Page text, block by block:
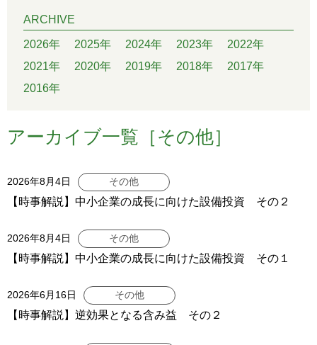
ARCHIVE
2026年 2025年 2024年 2023年
2022年
2021年
2020年 2019年 2018年
2017年
2016年
アーカイブ一覧［その他］
2026年8月4日 その他
【時事解説】中小企業の成長に向けた設備投資 その２
2026年8月4日 その他
【時事解説】中小企業の成長に向けた設備投資 その１
2026年6月16日 その他
【時事解説】逆効果となる含み益 その２